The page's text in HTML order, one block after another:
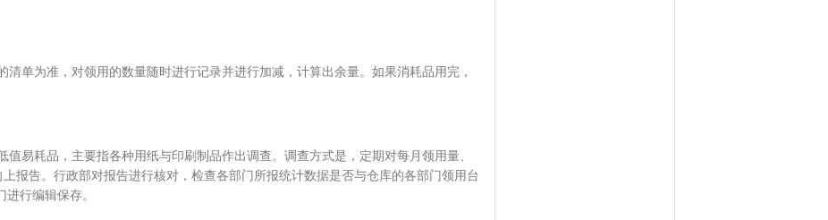
单为准，对领用的数量随时进行记录并进行加减，计算出余量。如果消耗品用完，
易耗品，主要指各种用纸与印刷制品作出调查。调查方式是，定期对每月领用量、
报告。行政部对报告进行核对，检查各部门所报统计数据是否与仓库的各部门领用台
行编辑保存。